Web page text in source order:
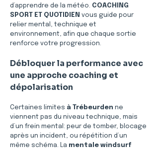
d’apprendre de la météo. COACHING
SPORT ET QUOTIDIEN vous guide pour
relier mental, technique et
environnement, afin que chaque sortie
renforce votre progression.
Débloquer la performance avec
une approche coaching et
dépolarisation
Certaines limites à Trébeurden ne
viennent pas du niveau technique, mais
d’un frein mental: peur de tomber, blocage
après un incident, ou répétition d’un
même schéma. La mentale windsurf